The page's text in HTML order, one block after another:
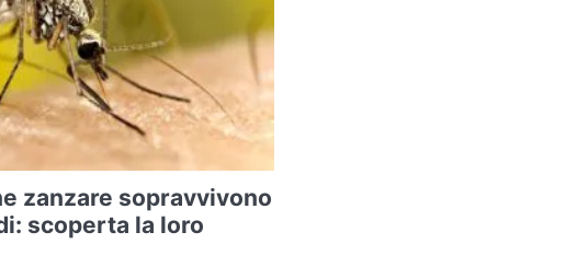
zanzare sopravvivono
scoperta la loro